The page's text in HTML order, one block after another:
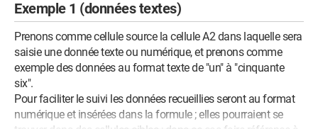
Exemple 1 (données textes)
Prenons comme cellule source la cellule A2 dans laquelle sera
saisie une donnée texte ou numérique, et prenons comme
exemple des données au format texte de "un" à "cinquante
six".
Pour faciliter le suivi les données recueillies seront au format
numérique et insérées dans la formule ; elles pourraient se